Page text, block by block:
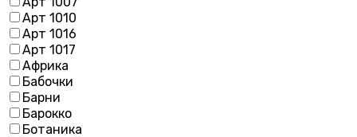
Арт 1010
Арт 1016
Арт 1017
Африка
Бабочки
Барни
Барокко
Ботаника